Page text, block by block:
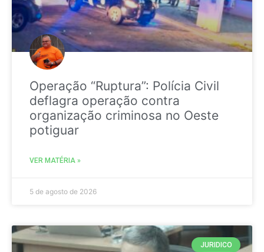
Operação “Ruptura”: Polícia Civil
deflagra operação contra
organização criminosa no Oeste
potiguar
VER MATÉRIA »
5 de agosto de 2026
JURIDICO